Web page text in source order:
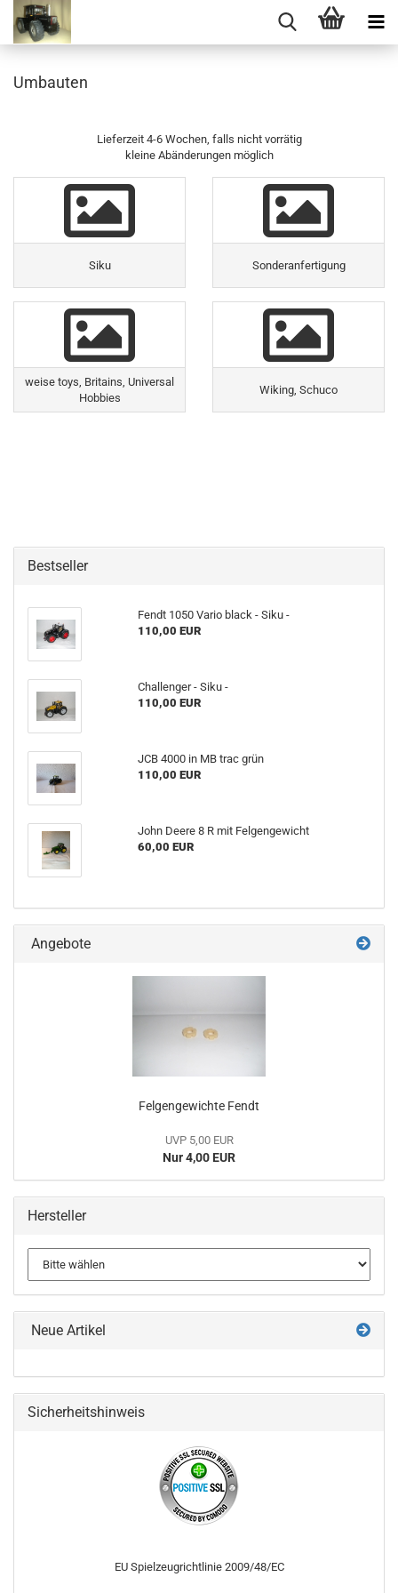
Umbauten
Lieferzeit 4-6 Wochen, falls nicht vorrätig
kleine Abänderungen möglich
Siku Sonderanfertigung
weise toys, Britains, Universal
Hobbies
Wiking, Schuco
Bestseller
Fendt 1050 Vario black - Siku -
110,00 EUR
Challenger - Siku -
110,00 EUR
JCB 4000 in MB trac grün
110,00 EUR
John Deere 8 R mit Felgengewicht
60,00 EUR
Angebote
Felgengewichte Fendt
UVP 5,00 EUR
Nur 4,00 EUR
Hersteller
Neue Artikel
Sicherheitshinweis
EU Spielzeugrichtlinie 2009/48/EC